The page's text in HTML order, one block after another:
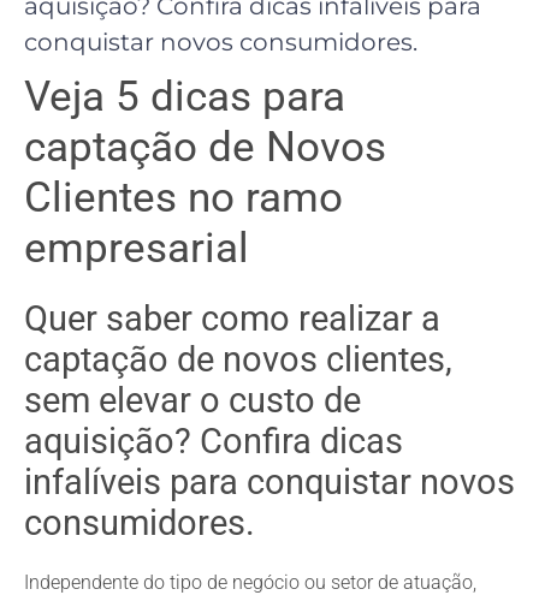
aquisição? Confira dicas infalíveis para
conquistar novos consumidores.
Veja 5 dicas para
captação de Novos
Clientes no ramo
empresarial
Quer saber como realizar a
captação de novos clientes,
sem elevar o custo de
aquisição? Confira dicas
infalíveis para conquistar novos
consumidores.
Independente do tipo de negócio ou setor de atuação,